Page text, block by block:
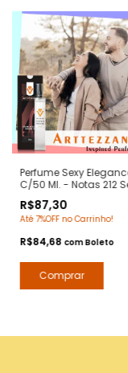
Perfume Sexy
C/50 Ml. - Notas 212
Contratipos Premium -
Arte 1 Perfumes
R$87,30
Até 7%OFF no Carrinho!
R$84,68 comBoleto